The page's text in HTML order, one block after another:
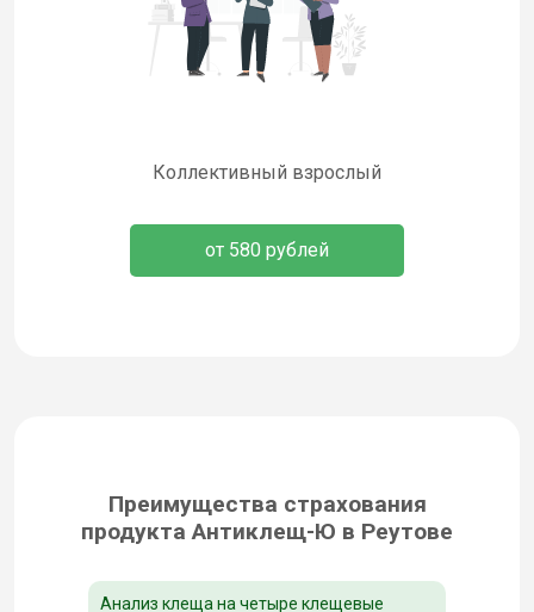
Коллективный взрослый
от 580 рублей
Преимущества страхования
продукта Антиклещ-Ю в Реутове
Анализ клеща на четыре клещевые